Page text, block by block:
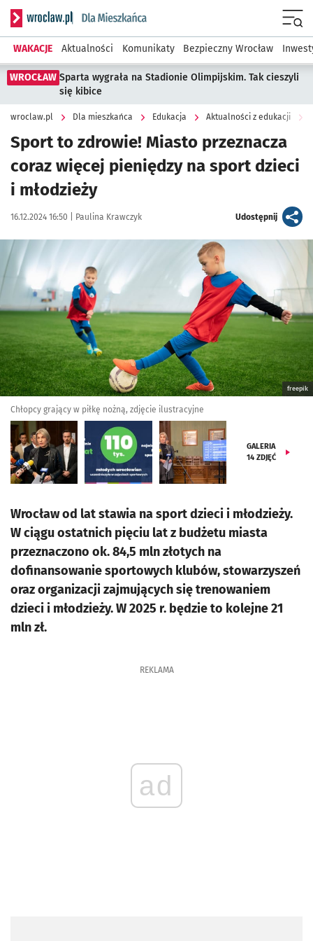
Serwis informacyjny wroclaw.pl podserwis: Dla mieszkańca
WAKACJE Aktualności Komunikaty Bezpieczny Wrocław
WROCŁAW Sparta wygrała na Stadionie Olimpijskim. Tak cieszyli
się kibice
wroclaw.pl Dla mieszkańca Edukacja Aktualności z edukacji
Sport to zdrowie! Miasto przeznacza
coraz więcej pieniędzy na sport dzieci
i młodzieży
Data publikacji:
16.12.2024 16:50 | Autor:
Paulina Krawczyk Udostępnijartykuł
Kliknij, aby zobaczyć galerię
freepik
Chłopcy grający w piłkę nożną, zdjęcie ilustracyjne
GALERIA
14 ZDJĘĆ
Wrocław od lat stawia na sport dzieci i młodzieży.
W ciągu ostatnich pięciu lat z budżetu miasta
przeznaczono ok. 84,5 mln złotych na
dofinansowanie sportowych klubów, stowarzyszeń
oraz organizacji zajmujących się trenowaniem
dzieci i młodzieży. W 2025 r. będzie to kolejne 21
mln zł.
REKLAMA
ad